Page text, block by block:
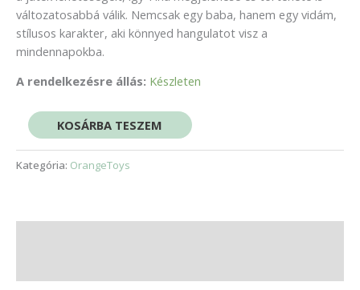
változatosabbá válik. Nemcsak egy baba, hanem egy vidám,
stílusos karakter, aki könnyed hangulatot visz a
mindennapokba.
A rendelkezésre állás: Készleten
KOSÁRBA TESZEM
Kategória: OrangeToys